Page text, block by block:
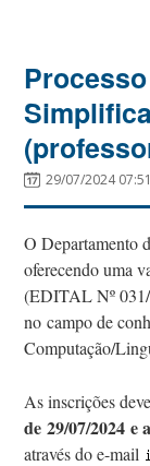
29/07/2024 07:51
O Departamento
oferecendo uma
(EDITAL Nº
no campo de
Computação/
As inscrições
de29/07/2024 e
através do e-mail